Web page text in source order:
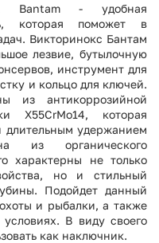
Bantam - удобная
которая поможет в
Викторинокс Бантам
лезвие, бутылочную
инструмент для
и кольцо для ключей.
из антикоррозийной
X55CrMo14, которая
длительным удержанием
из органического
характерны не только
но и стильный
Подойдет данный
и рыбалки, а также
В виду своего
как наключник.